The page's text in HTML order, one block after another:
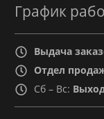
График
Выдача
Отдел
Сб – Вс: